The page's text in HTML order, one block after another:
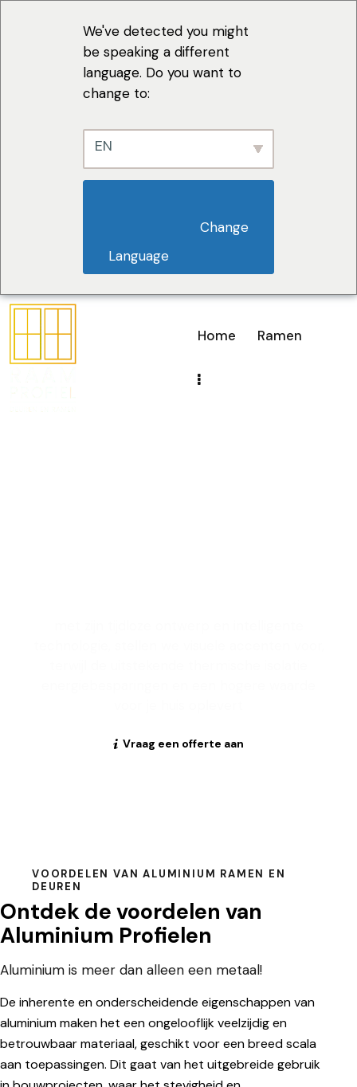
We've detected you might
be speaking a different
language. Do you want to
change to:
EN
Language
Home Ramen
Vraag een offerte aan
VOORDELEN VAN ALUMINIUM RAMEN EN
DEUREN
Ontdek de voordelen van
Aluminium Profielen
Aluminium is meer dan alleen een metaal!
De inherente en onderscheidende eigenschappen van
aluminium maken het een ongelooflijk veelzijdig en
betrouwbaar materiaal, geschikt voor een breed scala
aan toepassingen. Dit gaat van het uitgebreide gebruik